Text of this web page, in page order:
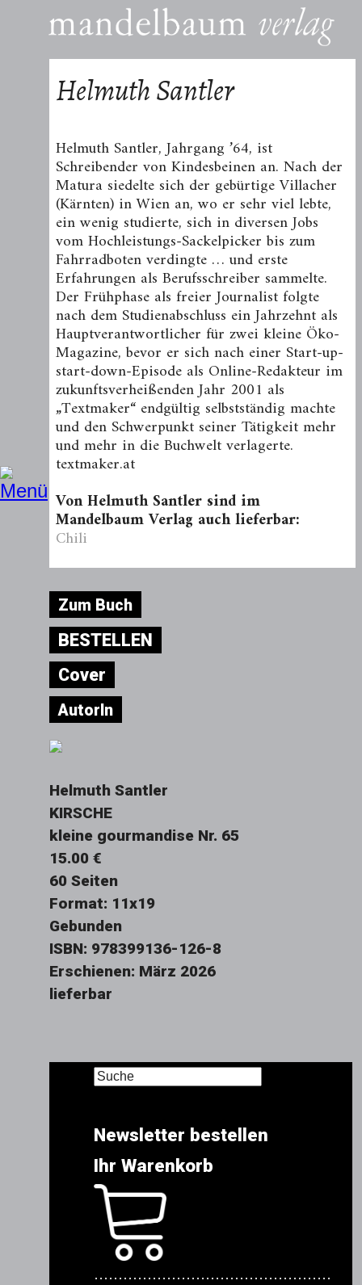
Helmuth Santler
Helmuth Santler, Jahrgang ’64, ist
Schreibender von Kindesbeinen an. Nach der
Matura siedelte sich der gebürtige Villacher
(Kärnten) in Wien an, wo er sehr viel lebte,
ein wenig studierte, sich in diversen Jobs
vom Hochleistungs-Sackelpicker bis zum
Fahrradboten verdingte … und erste
Erfahrungen als Berufsschreiber sammelte.
Der Frühphase als freier Journalist folgte
nach dem Studienabschluss ein Jahrzehnt als
Hauptverantwortlicher für zwei kleine Öko-
Magazine, bevor er sich nach einer Start-up-
start-down-Episode als Online-Redakteur im
zukunftsverheißenden Jahr 2001 als
„Textmaker“ endgültig selbstständig machte
und den Schwerpunkt seiner Tätigkeit mehr
und mehr in die Buchwelt verlagerte.
textmaker.at
Von Helmuth Santler sind im
Mandelbaum Verlag auch lieferbar:
Chili
Zum Buch
BESTELLEN
Cover
AutorIn
Helmuth Santler
KIRSCHE
kleine gourmandise Nr. 65
15.00 €
60 Seiten
Format: 11x19
Gebunden
ISBN: 978399136-126-8
Erschienen: März 2026
lieferbar
Newsletter bestellen
Ihr Warenkorb
.................................................